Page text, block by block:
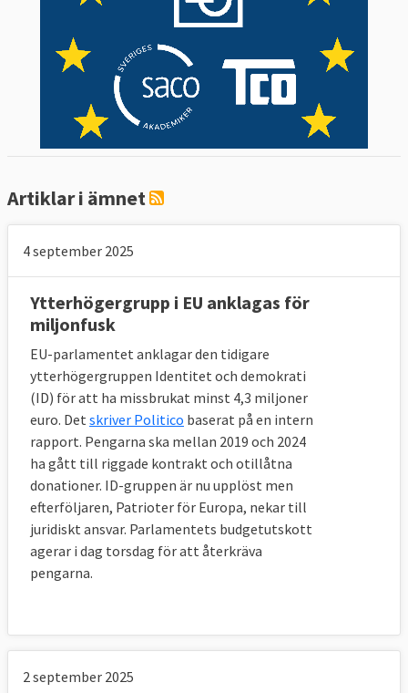
Inga svenska partier finns med
Artiklar i ämnet
4 september 2025
Ytterhögergrupp i EU anklagas för
miljonfusk
EU-parlamentet anklagar den tidigare
ytterhögergruppen Identitet och demokrati
(ID) för att ha missbrukat minst 4,3 miljoner
euro. Det skriver Politico baserat på en intern
rapport. Pengarna ska mellan 2019 och 2024
ha gått till riggade kontrakt och otillåtna
donationer. ID-gruppen är nu upplöst men
efterföljaren, Patrioter för Europa, nekar till
juridiskt ansvar. Parlamentets budgetutskott
agerar i dag torsdag för att återkräva
pengarna.
2 september 2025